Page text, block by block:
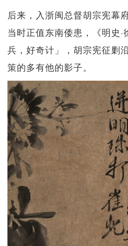
后来，入浙闽总督胡宗宪幕
当时正值东南倭患，《明史·
兵，好奇计」，胡宗宪征剿
策的多有他的影子。